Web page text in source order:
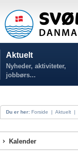
Aktuelt
Nyheder, aktiviteter,
jobbørs...
Du er her: Forside | Aktuelt |
Kalender